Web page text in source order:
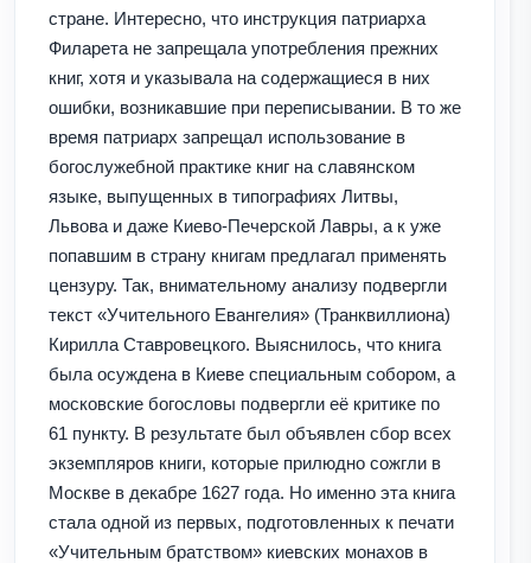
стране. Интересно, что инструкция патриарха
Филарета не запрещала употребления прежних
книг, хотя и указывала на содержащиеся в них
ошибки, возникавшие при переписывании. В то же
время патриарх запрещал использование в
богослужебной практике книг на славянском
языке, выпущенных в типографиях Литвы,
Львова и даже Киево-Печерской Лавры, а к уже
попавшим в страну книгам предлагал применять
цензуру. Так, внимательному анализу подвергли
текст «Учительного Евангелия» (Транквиллиона)
Кирилла Ставровецкого. Выяснилось, что книга
была осуждена в Киеве специальным собором, а
московские богословы подвергли её критике по
61 пункту. В результате был объявлен сбор всех
экземпляров книги, которые прилюдно сожгли в
Москве в декабре 1627 года. Но именно эта книга
стала одной из первых, подготовленных к печати
«Учительным братством» киевских монахов в